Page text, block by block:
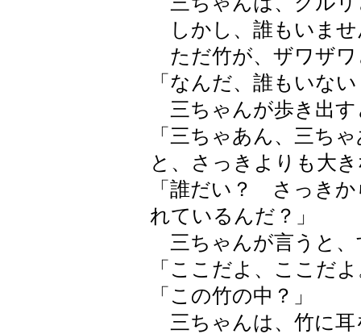
しかし、誰もいませ
ただ竹が、ザワザワ
「なんだ、誰もいな
三ちゃんが歩き出す
「三ちゃあん、三ち
と、さっきよりも大
「誰だい？ さっき
れているんだ？」
三ちゃんが言うと、
「ここだよ、ここだ
「この竹の中？」
三ちゃんは、竹に耳